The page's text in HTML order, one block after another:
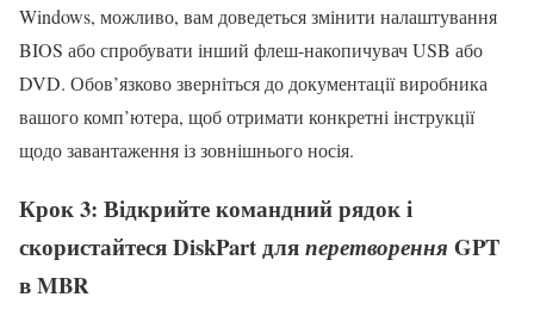
Windows, можливо, вам доведеться змінити налаштування
BIOS або спробувати інший флеш-накопичувач USB або
DVD. Обов’язково зверніться до документації виробника
вашого комп’ютера, щоб отримати конкретні інструкції
щодо завантаження із зовнішнього носія.
Крок 3: Відкрийте командний рядок і
скористайтеся DiskPart дляперетворення GPT
в MBR